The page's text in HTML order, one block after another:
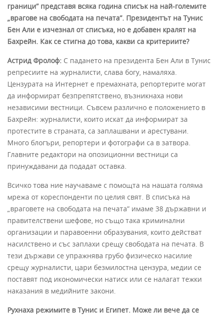
граници” представя всяка година списък на най-големите
„врагове на свободата на печата”. Президентът на Тунис
Бен Али е изчезнал от списъка, но е добавен кралят на
Бахрейн. Как се стигна до това, какви са критериите?
Астрид Фролоф: С падането на президента Бен Али в Тунис
репресиите на журналисти, слава богу, намаляха.
Цензурата на Интернет е премахната, репортерите могат
да информират безпрепятствено, възникнаха нови
независими вестници. Съвсем различно е положението в
Бахрейн: журналисти, които искат да информират за
протестите в страната, са заплашвани и арестувани.
Много блогъри, репортери и фотографи са в затвора.
Главните редактори на опозиционни вестници са
принуждавани да подадат оставка.
Всичко това ние научаваме с помощта на нашата голяма
мрежа от кореспонденти по целия свят. В списъка на
„враговете на свободата на печата” имаме 38 държавни и
правителствени шефове, но също така криминални
организации и паравоенни образувания, които действат
насилствено и със заплахи срещу свободата на печата. В
тези държави се упражнява грубо физическо насилие
срещу журналисти, цари безмилостна цензура, медии се
поставят под икономически натиск или се налагат тежки
наказания в медийните закони.
Рухнаха режимите в Тунис и Египет. Може ли вече да се